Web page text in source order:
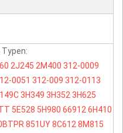
2J245 2M400 312-0009
0051 312-009 312-0113
3H349 3H352 3H625
5E528 5H980 66912 6H410
851UY8C612 8M815